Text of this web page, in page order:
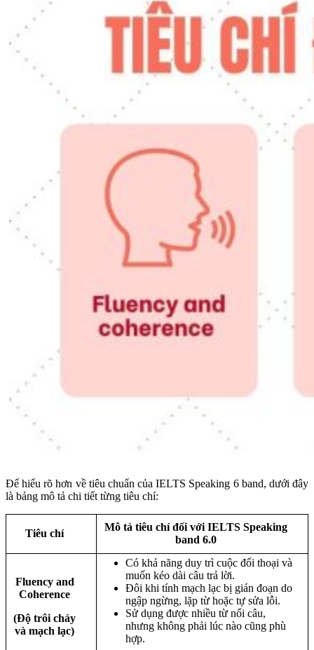
Để hiểu rõ hơn về tiêu chuẩn của IELTS Speaking 6 band, dưới đây
là bảng mô tả chi tiết từng tiêu chí:
Tiêu chí
Mô tả tiêu chí đối với IELTS Speaking
band 6.0
Fluency and
Coherence
(Độ trôi chảy
và mạch lạc)
Có khả năng duy trì cuộc đối thoại và
muốn kéo dài câu trả lời.
Đôi khi tính mạch lạc bị gián đoạn do
ngập ngừng, lặp từ hoặc tự sửa lỗi.
Sử dụng được nhiều từ nối câu,
nhưng không phải lúc nào cũng phù
hợp.